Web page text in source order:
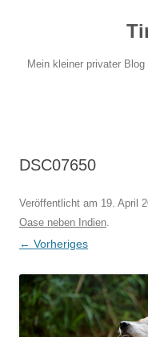
Mein kleiner privater
DSC07650
Veröffentlicht am 19. April
Oase neben Indien.
← Vorheriges